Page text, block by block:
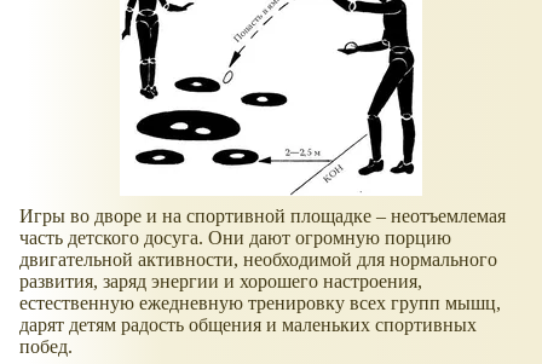
Игры во дворе и на спортивной площадке – неотъемлемая
часть детского досуга. Они дают огромную порцию
двигательной активности, необходимой для нормального
развития, заряд энергии и хорошего настроения,
естественную ежедневную тренировку всех групп мышц,
дарят детям радость общения и маленьких спортивных
побед.